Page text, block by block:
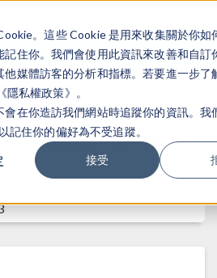
。這些 Cookie 是用來收集關於你如
記住你。我們會使用此資訊來改善和自訂
他媒體訪客的分析和指標。若要進一步了
私權政策》。
會在你造訪我們網站時追蹤你的資訊。我
記住你的偏好為不受追蹤。
接受
登录 咨询与购买
®6.4 版